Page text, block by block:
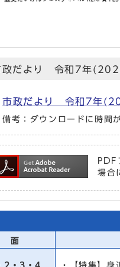
政だより 令和7年
市政だより 令和7年
備考：ダウンロードに時間
PDF
場合
面
2・3・4 ・【特集】身